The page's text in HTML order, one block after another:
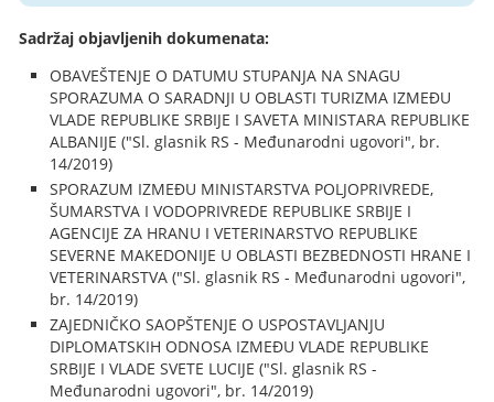
Sadržaj objavljenih dokumenata:
OBAVEŠTENJE O DATUMU STUPANJA NA SNAGU
SPORAZUMA O SARADNJI U OBLASTI TURIZMA IZMEĐU
VLADE REPUBLIKE SRBIJE I SAVETA MINISTARA REPUBLIKE
ALBANIJE ("Sl. glasnik RS - Međunarodni ugovori", br.
14/2019)
SPORAZUM IZMEĐU MINISTARSTVA POLJOPRIVREDE,
ŠUMARSTVA I VODOPRIVREDE REPUBLIKE SRBIJE I
AGENCIJE ZA HRANU I VETERINARSTVO REPUBLIKE
SEVERNE MAKEDONIJE U OBLASTI BEZBEDNOSTI HRANE I
VETERINARSTVA ("Sl. glasnik RS - Međunarodni ugovori",
br. 14/2019)
ZAJEDNIČKO SAOPŠTENJE O USPOSTAVLJANJU
DIPLOMATSKIH ODNOSA IZMEĐU VLADE REPUBLIKE
SRBIJE I VLADE SVETE LUCIJE ("Sl. glasnik RS -
Međunarodni ugovori", br. 14/2019)